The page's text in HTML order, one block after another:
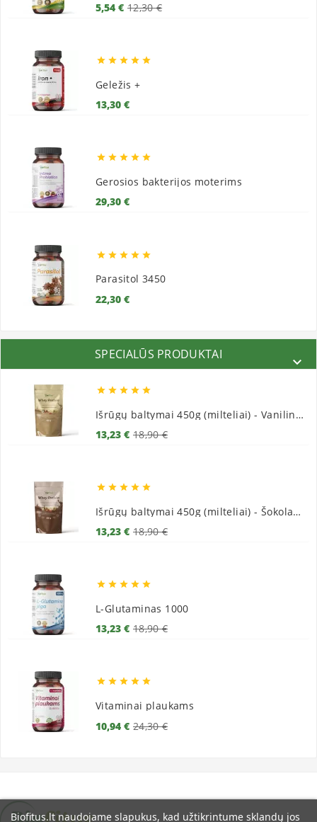
5,54 € 12,30 €
    
Geležis +
13,30 €Kaina
    
Gerosios bakterijos moterims
29,30 €Kaina
    
Parasitol 3450
22,30 €Kaina
SPECIALŪS PRODUKTAI

    
Išrūgų baltymai 450g (milteliai) - Vaniliniai
13,23 € 18,90 €
    
Išrūgų baltymai 450g (milteliai) - Šokoladiniai
13,23 € 18,90 €
    
L-Glutaminas 1000
13,23 € 18,90 €
    
Vitaminai plaukams
10,94 € 24,30 €
Biofitus.lt naudojame slapukus, kad užtikrintume sklandų jos